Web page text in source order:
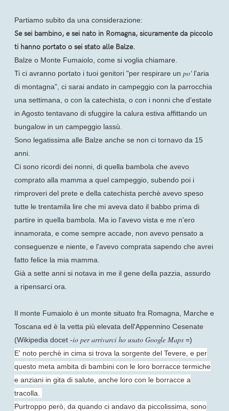
Partiamo subito da una considerazione:
Se sei bambino, e sei nato in Romagna, sicuramente da piccolo
ti hanno portato o sei stato alle Balze.
Balze o Monte Fumaiolo, come si voglia chiamare.
Ti ci avranno portato i tuoi genitori "per respirare un po'l'aria
di montagna", ci sarai andato in campeggio con la parrocchia
una settimana, o con la catechista, o con i nonni che d'estate
in Agosto tentavano di sfuggire la calura estiva affittando un
bungalow in un campeggio lassù.
Sono legatissima alle Balze anche se non ci tornavo da 15
anni.
Ci sono ricordi dei nonni, di quella bambola che avevo
comprato alla mamma a quel campeggio, subendo poi i
rimproveri del prete e della catechista perchè avevo speso
tutte le trentamila lire che mi aveva dato il babbo prima di
partire in quella bambola. Ma io l'avevo vista e me n'ero
innamorata, e come sempre accade, non avevo pensato a
conseguenze e niente, e l'avevo comprata sapendo che avrei
fatto felice la mia mamma.
Già a sette anni si notava in me il gene della pazzia, assurdo
a ripensarci ora.
Il monte Fumaiolo è un monte situato fra Romagna, Marche e
Toscana ed è la vetta più elevata dell'Appennino Cesenate
(Wikipedia docet -io per arrivarci ho usato Google Maps =)
E' noto perchè in cima si trova la sorgente del Tevere, e per
questo meta ambita di bambini con le loro borracce termiche
e anziani in gita di salute, anche loro con le borracce a
tracolla.
Purtroppo però, da quando ci andavo da piccolissima, sono